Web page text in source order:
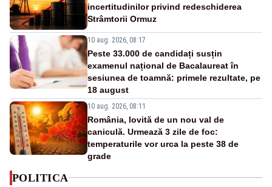
incertitudinilor privind redeschiderea
Strâmtorii Ormuz
10 aug. 2026, 08:17
Peste 33.000 de candidați susțin
examenul național de Bacalaureat în
sesiunea de toamnă: primele rezultate, pe
18 august
10 aug. 2026, 08:11
România, lovită de un nou val de
caniculă. Urmează 3 zile de foc:
temperaturile vor urca la peste 38 de
grade
POLITICA